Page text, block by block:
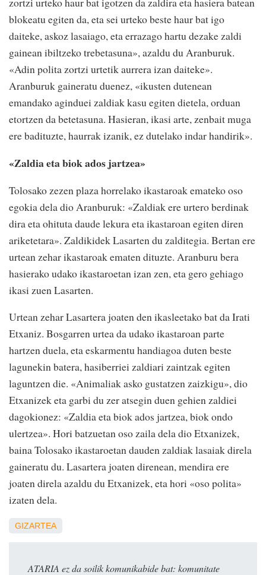
blokeatu egiten da, eta sei urteko beste haur bat igo
daiteke, askoz lasaiago, eta errazago hartu dezake zaldi
gainean ibiltzeko trebetasuna», azaldu du Aranburuk.
«Adin polita zortzi urtetik aurrera izan daiteke».
Aranburuk gaineratu duenez, «ikusten dutenean
emandako aginduei zaldiak kasu egiten dietela, orduan
etortzen da betetasuna. Hasieran, ikasi arte, zenbait muga
ere badituzte, haurrak izanik, ez dutelako indar handirik».
«Zaldia eta biok ados jartzea»
Tolosako zezen plaza horrelako ikastaroak emateko oso
egokia dela dio Aranburuk: «Zaldiak ere urtero berdinak
dira eta ohituta daude lekura eta ikastaroan egiten diren
ariketetara». Zaldikidek Lasarten du zalditegia. Bertan ere
urtean zehar ikastaroak ematen dituzte. Aranburu bera
hasierako udako ikastaroetan izan zen, eta gero gehiago
ikasi zuen Lasarten.
Urtean zehar Lasartera joaten den ikasleetako bat da Irati
Etxaniz. Bosgarren urtea da udako ikastaroan parte
hartzen duela, eta eskarmentu handiagoa duten beste
lagunekin batera, hasiberriei zaldiari zaintzak egiten
laguntzen die. «Animaliak asko gustatzen zaizkigu», dio
Etxanizek eta garbi du zer atsegin duen gehien zaldiei
dagokionez: «Zaldia eta biok ados jartzea, biok ondo
ulertzea». Hori batzuetan oso zaila dela dio Etxanizek,
baina Tolosako ikastaroetan dauden zaldiak lasaiak direla
gaineratu du. Lasartera joaten direnean, mendira ere
joaten direla azaldu du Etxanizek, eta hori «oso polita»
izaten dela.
GIZARTEA
ATARIA ez da soilik komunikabide bat: komunitate